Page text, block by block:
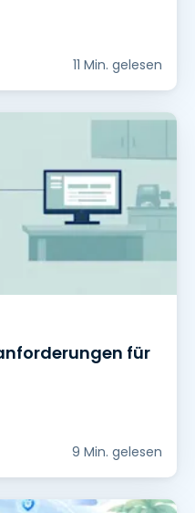
11 Min. gelesen
für
9 Min. gelesen